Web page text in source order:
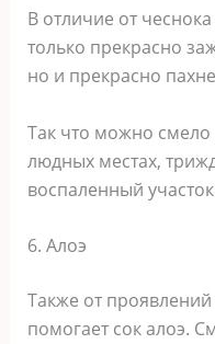
В отличие от
только прекрасно
но и прекрасно
Так что можно смело
людных местах,
воспаленный
6. Алоэ
Также от
помогает сок алоэ.